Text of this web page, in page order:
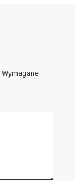
Wymagane